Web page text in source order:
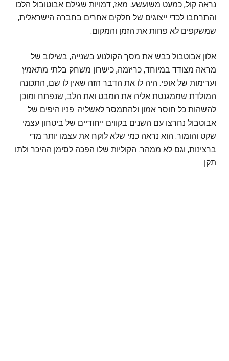
נראה קוּל, כמעט משועשע. מאז, דמויות שגילם אבוטובול הלכו
והתרחבו לכדי ייצוגים של חלקים אחרים בחברה הישראלית,
שמשקפים לא פחות את הזמן והמקום.
אלון אבוטבול כבש את מסך הקולנוע בשנייה, בשילוב של
מראה מצודד במיוחד, כריזמה, כישרון משחק בלתי מתאמץ
וערימות של אופי. היה לו את הדבר הזה שאין לו שם, התכונה
המולדת שממגנטת אליה את המבט ואת הלב, שנפתח ומוכן
להשהות כל חוסר אמון ולהתמסר לאשליה. פניו היפים של
אבוטבול נחרצו עם השנים בקווים ייחודיים של ביטחון עצמי
שקט והומור. הוא נראה כמי שלא לוקח את עצמו יותר מדי
ברצינות, וגם לא ממהר. הקוּליות שלו הפכה לסימן ההיכר ולתו
תקן.